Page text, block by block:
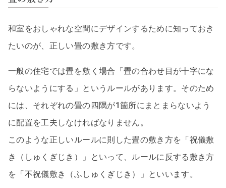
和室をおしゃれな空間にデザインするために知っておき
たいのが、正しい畳の敷き方です。
一般の住宅では畳を敷く場合「畳の合わせ目が十字にな
らないようにする」というルールがあります。そのため
には、それぞれの畳の四隅が1箇所にまとまらないよう
に配置を工夫しなければなりません。
このような正しいルールに則した畳の敷き方を「祝儀敷
き（しゅくぎじき）」といって、ルールに反する敷き方
を「不祝儀敷き（ふしゅくぎじき）」といいます。